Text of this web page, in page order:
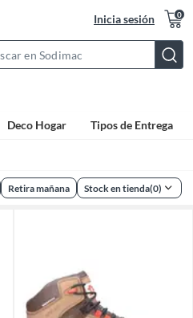
Inicia sesión 0
Bar
Deco Hogar Tipos de Entrega
Retira mañana Stock en tienda(0)